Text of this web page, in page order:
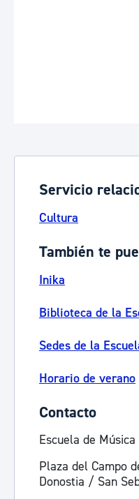
Servicio
Cultura
También te
Inika
Biblioteca de la
Sedes de la
Horario de verano
Contacto
Escuela de Música
Plaza del Campo
Donostia / San